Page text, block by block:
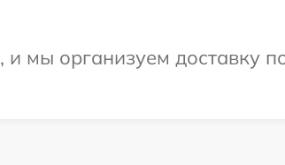
мы организуем доставку